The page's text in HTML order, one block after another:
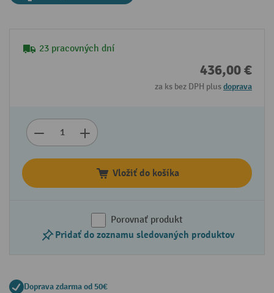
23 pracovných dní
436,00 €
za ks bez DPH plusdoprava
Vložiť do košíka
Porovnať produkt
Pridať do zoznamu sledovaných produktov
Doprava zdarma od 50€